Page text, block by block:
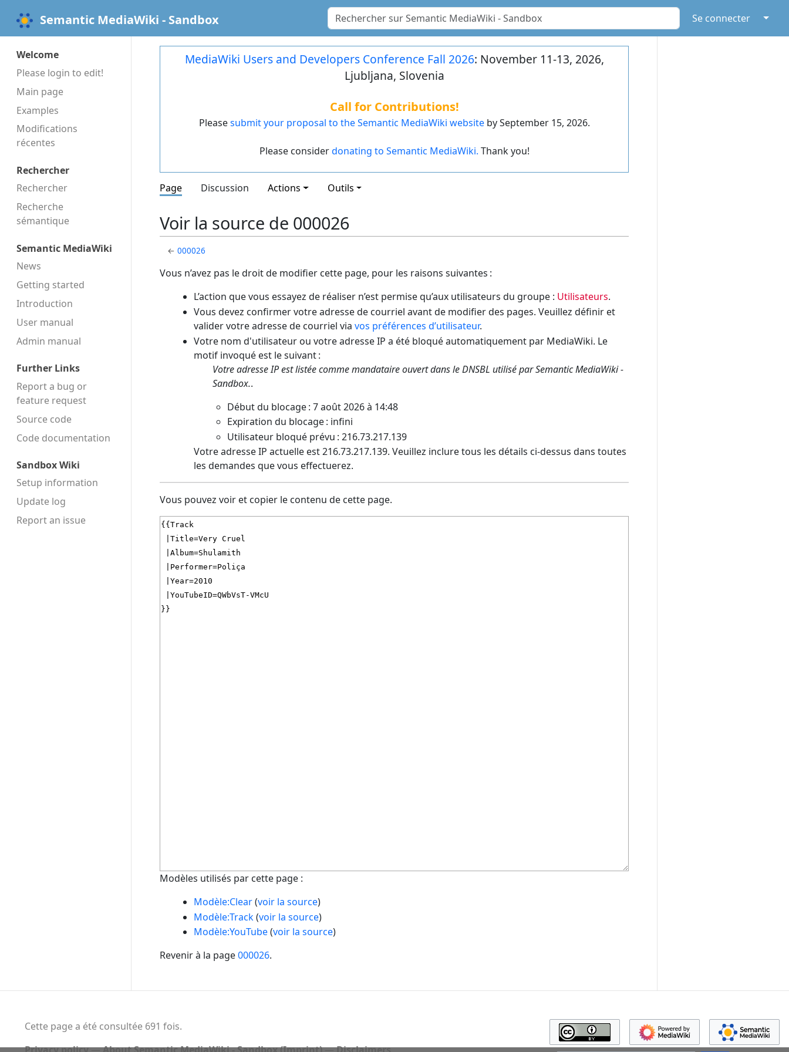
Semantic MediaWiki - Sandbox Se connecter ↓
Welcome
Please login to edit!
Main page
Examples
Modifications
récentes
Rechercher
Rechercher
Recherche
sémantique
Semantic MediaWiki
News
Getting started
Introduction
User manual
Admin manual
Further Links
Report a bug or
feature request
Source code
Code docu­mentation
Sandbox Wiki
Setup information
Update log
Report an issue
MediaWiki Users and Developers Conference Fall 2026: November 11-13, 2026,
Ljubljana, Slovenia
Call for Contributions!
Pleasesubmit your proposal to the Semantic MediaWiki websiteby September 15, 2026.
Please considerdonating to Semantic MediaWiki. Thank you!
Page Discussion Actions Outils
Voir la source de 000026
←000026
Vous n’avez pas le droit de modifier cette page, pour les raisons suivantes :
L’action que vous essayez de réaliser n’est permise qu’aux utilisateurs du groupe : Utilisateurs.
Vous devez confirmer votre adresse de courriel avant de modifier des pages. Veuillez définir et
valider votre adresse de courriel via vos préférences d’utilisateur.
Votre nom d'utilisateur ou votre adresse IP a été bloqué automatiquement par MediaWiki. Le
motif invoqué est le suivant :
Votre adresse IP est listée comme mandataire ouvert dans le DNSBL utilisé par Semantic MediaWiki -
Sandbox..
Début du blocage : 7 août 2026 à 14:48
Expiration du blocage : infini
Utilisateur bloqué prévu : 216.73.217.139
Votre adresse IP actuelle est 216.73.217.139. Veuillez inclure tous les détails ci-dessus dans toutes
les demandes que vous effectuerez.
Vous pouvez voir et copier le contenu de cette page.
Modèles utilisés par cette page :
Modèle:Clear(voir la source)
Modèle:Track(voir la source)
Modèle:YouTube(voir la source)
Revenir à la page000026.
Cette page a été consultée 691 fois.